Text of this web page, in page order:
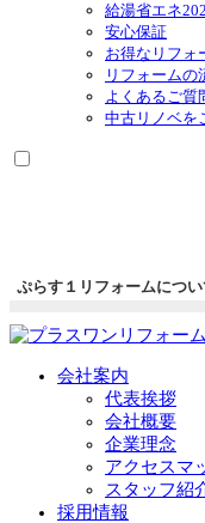
給湯省エネ
安心保証
お得なリフォ
リフォームの
よくあるご質
中古リノベを
ぷらす１リフォームについ
会社案内
代表挨拶
会社概要
企業理念
アクセスマ
スタッフ紹
採用情報